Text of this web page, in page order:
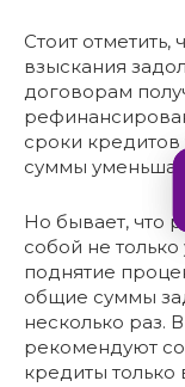
Стоит отметить,
взыскания
договорам
сроки
суммы
Но бывает, что
собой не
поднятие
общие суммы
несколько раз.
рекомендуют
кредиты только